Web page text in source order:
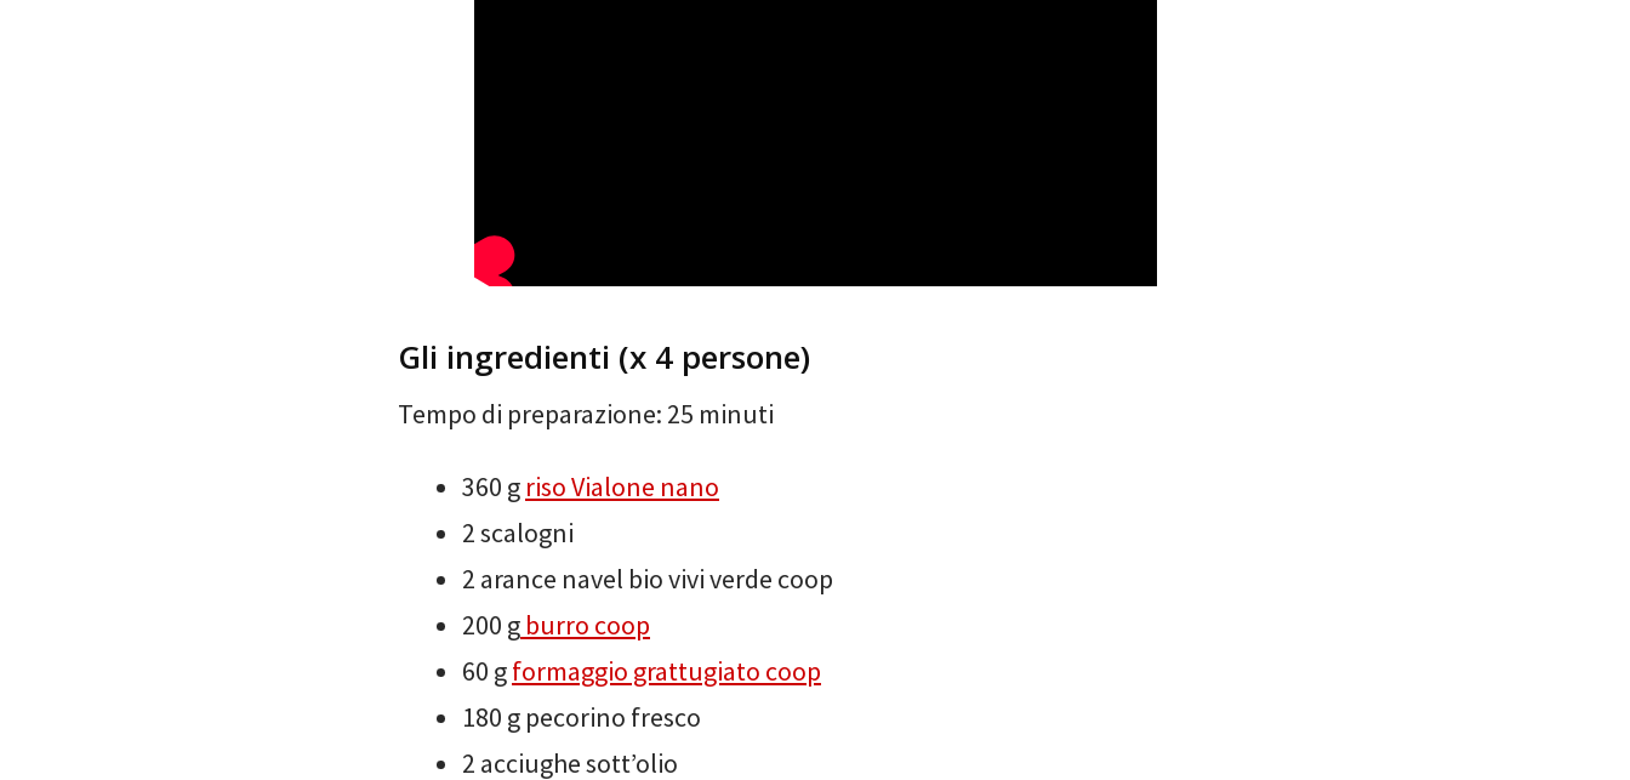
Gli ingredienti (x 4 persone)
Tempo di preparazione: 25 minuti
360 g riso Vialone nano
2 scalogni
2 arance navel bio vivi verde coop
200 g burro coop
60 gformaggio grattugiato coop
180 g pecorino fresco
2 acciughe sott’olio